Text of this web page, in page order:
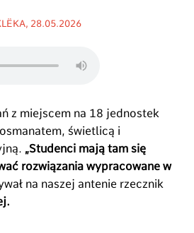
28.05.2026
z miejscem na 18 jednostek
świetlicą i
„Studenci mają tam się
rozwiązania wypracowane w
na naszej antenie rzecznik